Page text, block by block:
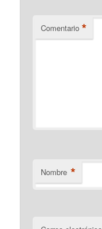
Comentario *
Nombre *